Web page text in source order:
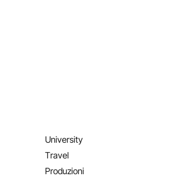
University
Travel
Produzioni